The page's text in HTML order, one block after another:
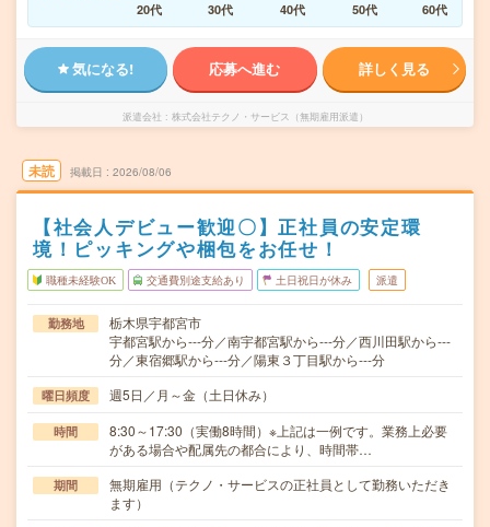
20代
30代 40代 50代 60代
気になる! 応募へ進む 詳しく見る
派遣会社 株式会社テクノ・サービス（無期雇用派遣）
未読 掲載日 2026/08/06
【社会人デビュー歓迎〇】正社員の安定環
境！ピッキングや梱包をお任せ！
職種未経験OK 交通費別途支給あり 土日祝日が休み 派遣
勤務地
栃木県宇都宮市
宇都宮駅から---分／南宇都宮駅から---分／西川田駅から---
分／東宿郷駅から---分／陽東３丁目駅から---分
曜日頻度 週5日／月～金（土日休み）
時間
8:30～17:30（実働8時間）※上記は一例です。業務上必要
がある場合や配属先の都合により、時間帯…
期間
無期雇用（テクノ・サービスの正社員として勤務いただき
ます）